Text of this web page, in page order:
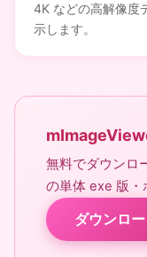
4K などの高解像度
示します。
無料でダウンロ
の単体 exe 版・
ダウンロ